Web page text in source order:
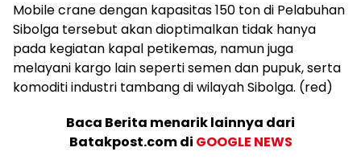
Mobile crane dengan kapasitas 150 ton di Pelabuhan
Sibolga tersebut akan dioptimalkan tidak hanya
pada kegiatan kapal petikemas, namun juga
melayani kargo lain seperti semen dan pupuk, serta
komoditi industri tambang di wilayah Sibolga. (red)
Baca Berita menarik lainnya dari
Batakpost.com di GOOGLE NEWS